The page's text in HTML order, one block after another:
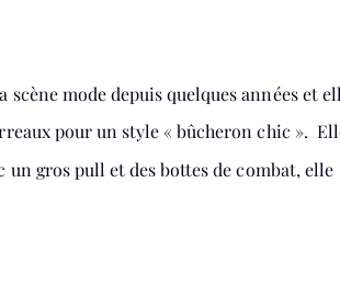
mode depuis quelques années et
pour un style « bûcheron chic ».
gros pull et des bottes de combat, elle